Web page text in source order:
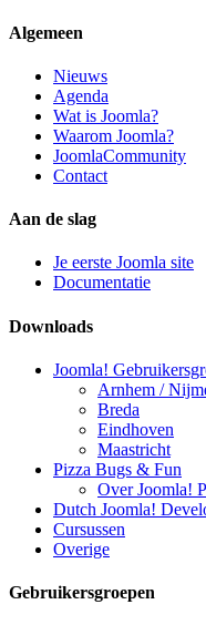
Algemeen
Nieuws
Agenda
Wat is Joomla?
Waarom Joomla?
JoomlaCommunity
Contact
Aan de slag
Je eerste Joomla site
Documentatie
Downloads
Joomla!
Arnhem /
Breda
Eindhoven
Maastricht
Pizza Bugs & Fun
Over Joomla!
Dutch Joomla!
Cursussen
Overige
Gebruikersgroepen